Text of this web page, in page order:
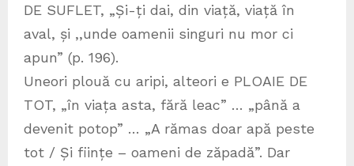
DE SUFLET, „Și-ți dai, din viață, viață în
aval, și ,,unde oamenii singuri nu mor ci
apun” (p. 196).
Uneori plouă cu aripi, alteori e PLOAIE DE
TOT, „în viața asta, fără leac” … „până a
devenit potop” … „A rămas doar apă peste
tot / Și ființe – oameni de zăpadă”. Dar